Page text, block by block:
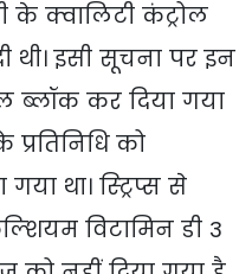
के क्वालिटी कंट्रोल
थी। इसी सूचना पर इन
कर दिया गया
को
था। स्ट्रिप्स से
विटामिन डी 3